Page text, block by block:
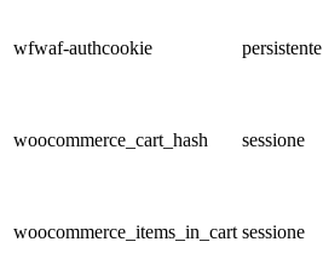
wfwaf-authcookie persistente
woocommerce_cart_hash sessione
woocommerce_items_in_cart sessione